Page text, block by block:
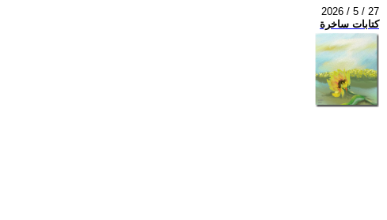
2026 / 5 / 27
كتابات ساخرة